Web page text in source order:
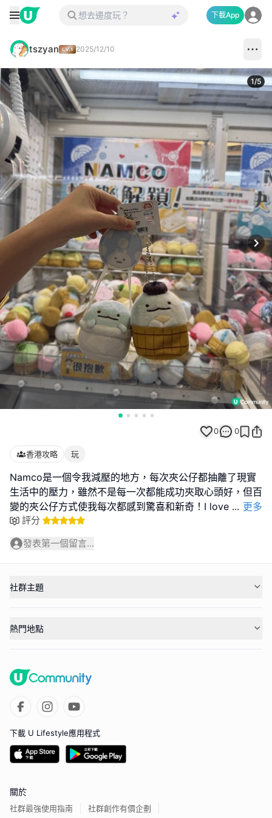
下載App
tszyan 2025/12/10
1/5
0 0
香港攻略 玩
Namco是一個令我減壓的地方，每次夾公仔都抽離了現實
生活中的壓力，雖然不是每一次都能成功夾取心頭好，但百
變的夾公仔方式使我每次都感到驚喜和新奇！I love ... 更多
評分
發表第一個留言...
社群主題
熱門地點
下載 U Lifestyle應用程式
關於
社群最強使用指南 社群創作有價企劃